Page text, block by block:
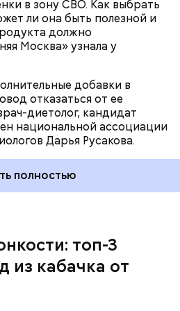
в зону СВО. Как выбрать
ли она быть полезной и
должно
Москва» узнала у
добавки в
отказаться от ее
диетолог, кандидат
национальной ассоциации
Дарья Русакова.
полностью
топ-3
из кабачка от
перец — 1 шт.
перец — 1 шт.
гр.